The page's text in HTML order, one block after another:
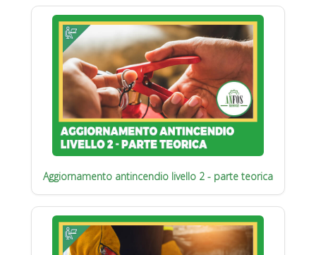
Aggiornamento antincendio livello 2 - parte teorica